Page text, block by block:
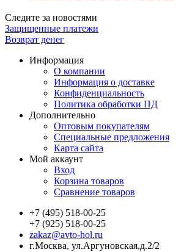
Следите за новостями
Защищенные платежи
Возврат денег
Информация
О компании
Информация о доставке
Конфиденциальность
Политика обработки ПД
Дополнительно
Оптовым покупателям
Специальные предложения
Карта сайта
Мой аккаунт
Вход
Корзина товаров
Сравнение товаров
+7 (495) 518-00-25
+7 (925) 518-00-25
zakaz@avto-hol.ru
г.Москва, ул.Аргуновская,д.2/2